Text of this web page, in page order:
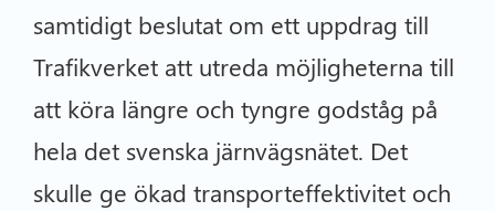
samtidigt beslutat om ett uppdrag till
Trafikverket att utreda möjligheterna till
att köra längre och tyngre godståg på
hela det svenska järnvägsnätet. Det
skulle ge ökad transporteffektivitet och